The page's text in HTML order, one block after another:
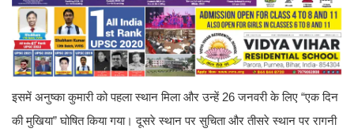
इसमें अनुष्का कुमारी को पहला स्थान मिला और उन्हें 26 जनवरी के लिए “एक दिन
की मुखिया” घोषित किया गया। दूसरे स्थान पर सुचिता और तीसरे स्थान पर रागनी